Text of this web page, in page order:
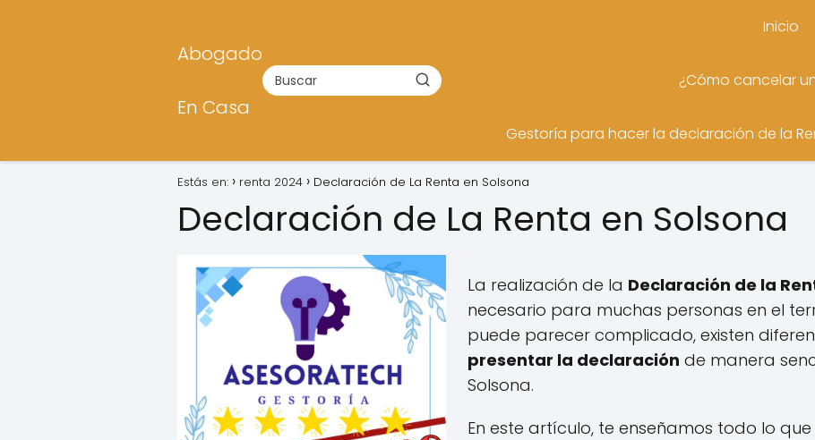
Abogado
En Casa
Inicio
¿Cómo cancelar
Gestoría para hacer la declaración de la
Estás en: renta 2024 Declaración de La Renta en Solsona
Declaración de La Renta en Solsona
La realización de la Declaración de la
necesario para muchas personas en el
puede parecer complicado, existen
presentar la declaración de manera
Solsona.
En este artículo, te enseñamos todo lo